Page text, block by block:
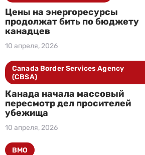
Цены на энергоресурсы
продолжат бить по бюджету
канадцев
10 апреля, 2026
Канада начала массовый
пересмотр дел просителей
убежища
10 апреля, 2026
Canada Border Services Agency
(CBSA)
BMO